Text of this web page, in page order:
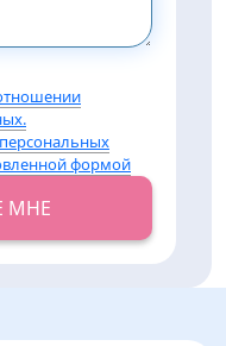
формой
МНЕ